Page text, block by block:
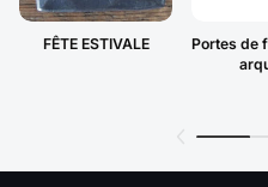
FÊTE ESTIVALE
Portes de